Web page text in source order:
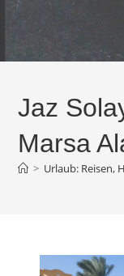
Jaz
Marsa
> Urlaub: Reisen,